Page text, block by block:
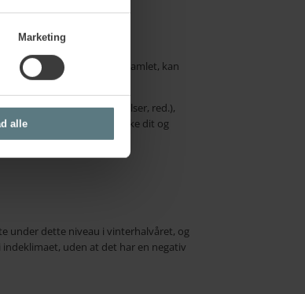
Marketing
alle
’lugten i bageriet’:
I er mange mennesker samlet, kan
flygtige organiske forbindelser, red.),
før det når at påvirke dit og
under dette niveau i vinterhalvåret, og
uden at det har en negativ